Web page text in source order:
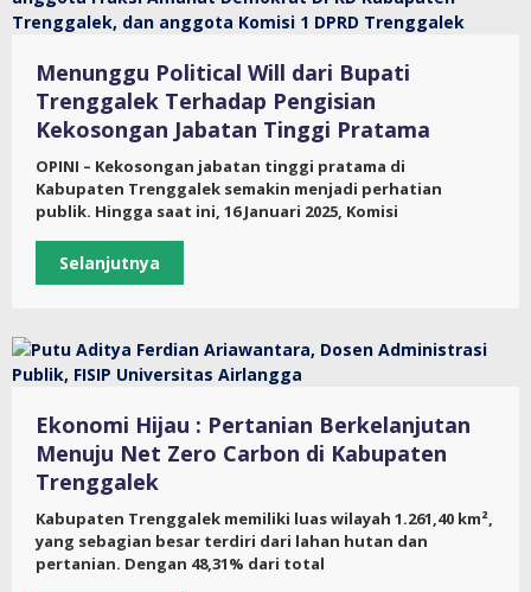
Menunggu Political Will dari Bupati
Trenggalek Terhadap Pengisian
Kekosongan Jabatan Tinggi Pratama
OPINI – Kekosongan jabatan tinggi pratama di
Kabupaten Trenggalek semakin menjadi perhatian
publik. Hingga saat ini, 16 Januari 2025, Komisi
Selanjutnya
Ekonomi Hijau : Pertanian Berkelanjutan
Menuju Net Zero Carbon di Kabupaten
Trenggalek
Kabupaten Trenggalek memiliki luas wilayah 1.261,40 km²,
yang sebagian besar terdiri dari lahan hutan dan
pertanian. Dengan 48,31% dari total